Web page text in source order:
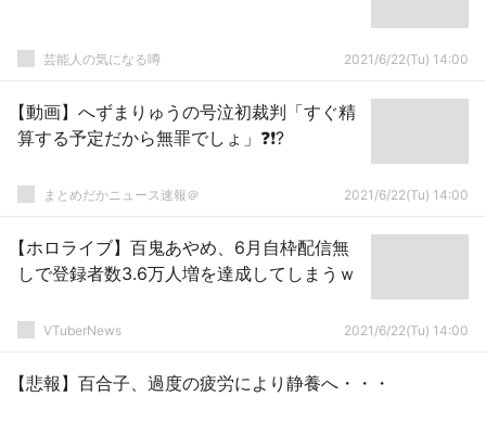
芸能人の気になる噂 2021/6/22(Tu) 14:00
【動画】へずまりゅうの号泣初裁判「すぐ精
算する予定だから無罪でしょ」❓❗?
まとめだかニュース速報＠ 2021/6/22(Tu) 14:00
【ホロライブ】百鬼あやめ、6月自枠配信無
しで登録者数3.6万人増を達成してしまうｗ
VTuberNews 2021/6/22(Tu) 14:00
【悲報】百合子、過度の疲労により静養へ・・・